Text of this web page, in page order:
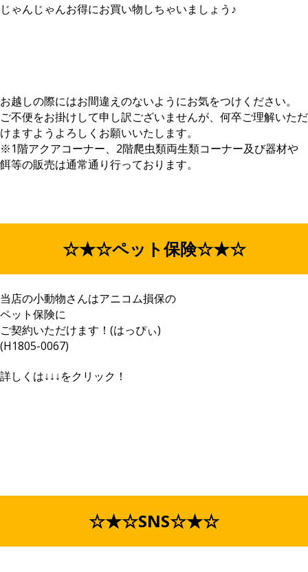
じゃんじゃんお得にお買い物しちゃいましょう♪
お越しの際にはお間違えのないようにお気をつけください。
ご不便をお掛けして申し訳ございませんが、何卒ご理解いただ
けますようよろしくお願いいたします。
※1階アクアコーナー、2階爬虫類両生類コーナー及び器材や
餌等の販売は通常通り行っております。
☆★☆ペット保険☆★☆
当店の小動物さんはアニコム損保の
ペット保険に
ご契約いただけます！(はっぴぃ)
(H1805-0067)
詳しくは↓↓↓をクリック！
☆★☆SNS☆★☆